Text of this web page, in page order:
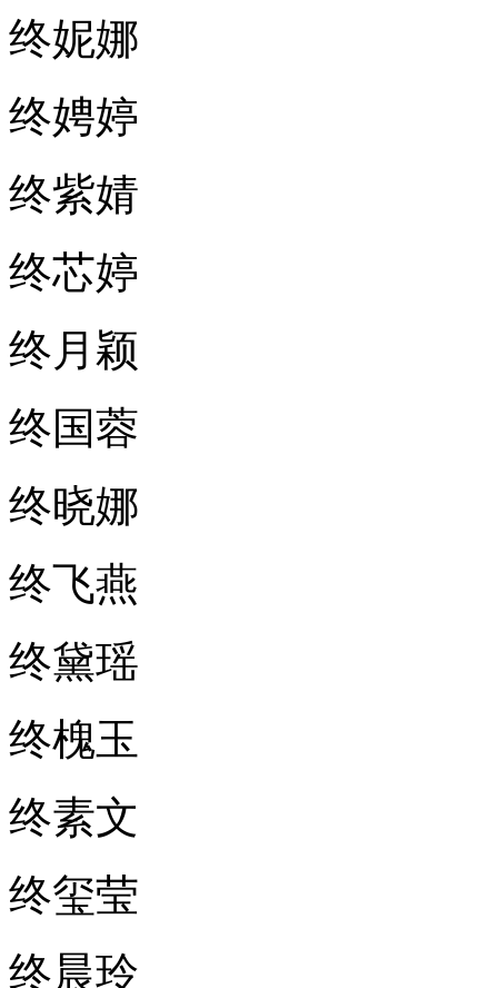
终妮娜
终娉婷
终紫婧
终芯婷
终月颖
终国蓉
终晓娜
终飞燕
终黛瑶
终槐玉
终素文
终玺莹
终晨玲